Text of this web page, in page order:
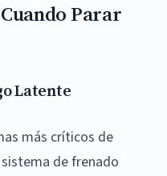
Parar
Latente
más críticos de
de frenado